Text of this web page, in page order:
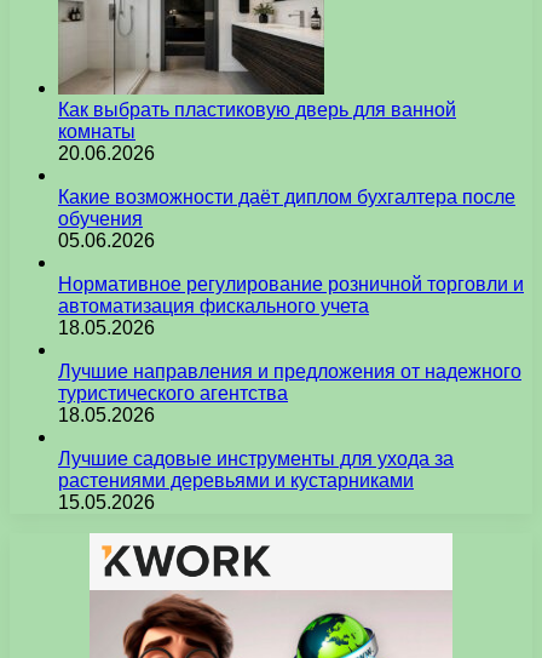
Как выбрать пластиковую дверь для ванной
комнаты
20.06.2026
Какие возможности даёт диплом бухгалтера после
обучения
05.06.2026
Нормативное регулирование розничной торговли и
автоматизация фискального учета
18.05.2026
Лучшие направления и предложения от надежного
туристического агентства
18.05.2026
Лучшие садовые инструменты для ухода за
растениями деревьями и кустарниками
15.05.2026